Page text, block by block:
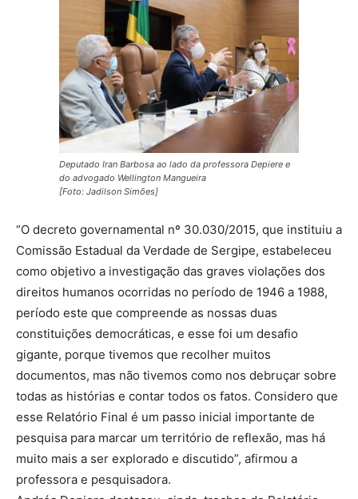
Deputado Iran Barbosa ao lado da professora Depiere e
do advogado Wellington Mangueira
[Foto: Jadilson Simões]
“O decreto governamental nº 30.030/2015, que instituiu a
Comissão Estadual da Verdade de Sergipe, estabeleceu
como objetivo a investigação das graves violações dos
direitos humanos ocorridas no período de 1946 a 1988,
período este que compreende as nossas duas
constituições democráticas, e esse foi um desafio
gigante, porque tivemos que recolher muitos
documentos, mas não tivemos como nos debruçar sobre
todas as histórias e contar todos os fatos. Considero que
esse Relatório Final é um passo inicial importante de
pesquisa para marcar um território de reflexão, mas há
muito mais a ser explorado e discutido”, afirmou a
professora e pesquisadora.